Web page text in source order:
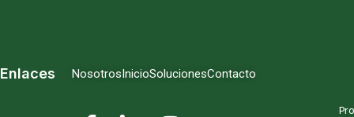
Enlaces NosotrosInicioSolucionesContacto